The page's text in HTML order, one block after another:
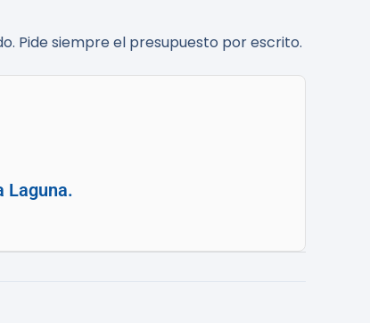
Pide siempre el presupuesto por escrito.
Laguna.